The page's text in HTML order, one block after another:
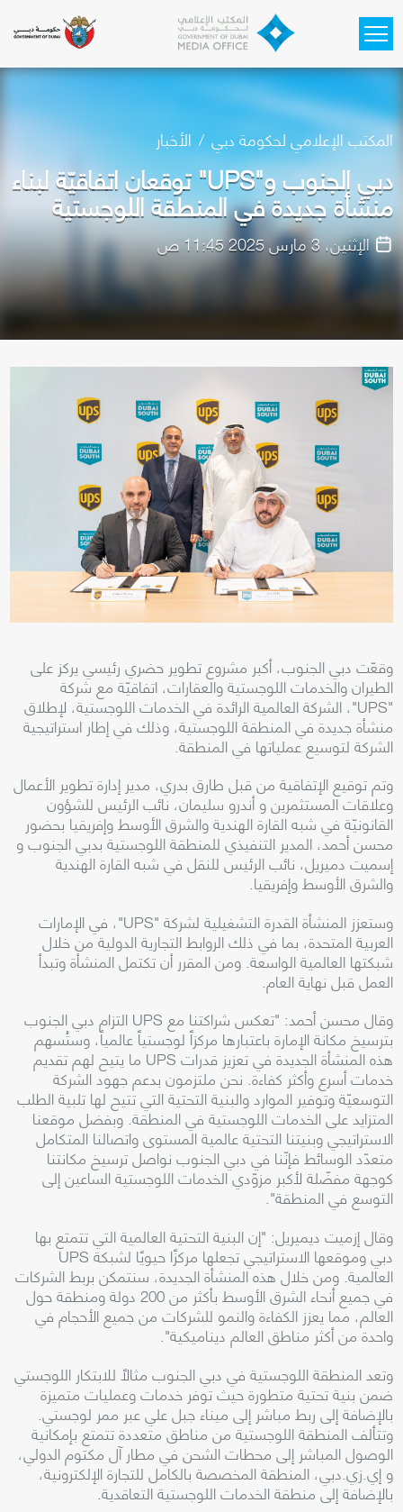
المكتب الإعلامي لحكومة دبي الأخبار
دبي الجنوب و"UPS" توقعان اتفاقيّة لبناء
منشأة جديدة في المنطقة اللوجستية
الإثنين، 3 مارس 2025 11:45 ص
وقعّت دبي الجنوب، أكبر مشروع تطوير حضري رئيسي يركز على
الطيران والخدمات اللوجستية والعقارات، اتفاقيّة مع شركة
"UPS"، الشركة العالمية الرائدة في الخدمات اللوجستية، لإطلاق
منشأة جديدة في المنطقة اللوجستية، وذلك في إطار استراتيجية
الشركة لتوسيع عملياتها في المنطقة.
وتم توقيع الإتفاقية من قبل طارق بدري، مدير إدارة تطوير الأعمال
وعلاقات المستثمرين و أندرو سليمان، نائب الرئيس للشؤون
القانونيّة في شبه القارة الهندية والشرق الأوسط وإفريقيا بحضور
محسن أحمد، المدير التنفيذي للمنطقة اللوجستية بدبي الجنوب و
إسميت دميريل، نائب الرئيس للنقل في شبه القارة الهندية
والشرق الأوسط وإفريقيا.
وستعزز المنشأة القدرة التشغيلية لشركة "UPS"، في الإمارات
العربية المتحدة، بما في ذلك الروابط التجارية الدولية من خلال
شبكتها العالمية الواسعة. ومن المقرر أن تكتمل المنشأة وتبدأ
العمل قبل نهاية العام.
وقال محسن أحمد: "تعكس شراكتنا مع UPS التزام دبي الجنوب
بترسيخ مكانة الإمارة باعتبارها مركزاً لوجستياً عالمياً، وستُسهم
هذه المنشأة الجديدة في تعزيز قدرات UPS ما يتيح لهم تقديم
خدمات أسرع وأكثر كفاءة. نحن ملتزمون بدعم جهود الشركة
التوسعيّة وتوفير الموارد والبنية التحتية التي تتيح لها تلبية الطلب
المتزايد على الخدمات اللوجستية في المنطقة. وبفضل موقعنا
الاستراتيجي وبنيتنا التحتية عالمية المستوى واتصالنا المتكامل
متعدّد الوسائط فإنّنا في دبي الجنوب نواصل ترسيخ مكانتنا
كوجهة مفضّلة لأكبر مزوّدي الخدمات اللوجستية الساعين إلى
التوسع في المنطقة".
وقال إزميت ديميريل: "إن البنية التحتية العالمية التي تتمتع بها
دبي وموقعها الاستراتيجي تجعلها مركزًا حيويًا لشبكة UPS
العالمية. ومن خلال هذه المنشأة الجديدة، سنتمكن بربط الشركات
في جميع أنحاء الشرق الأوسط بأكثر من 200 دولة ومنطقة حول
العالم، مما يعزز الكفاءة والنمو للشركات من جميع الأحجام في
واحدة من أكثر مناطق العالم ديناميكية".
وتعد المنطقة اللوجستية في دبي الجنوب مثالاً للابتكار اللوجستي
ضمن بنية تحتية متطورة حيث توفر خدمات وعمليات متميزة
بالإضافة إلى ربط مباشر إلى ميناء جبل علي عبر ممر لوجستي.
وتتألف المنطقة اللوجستية من مناطق متعددة تتمتع بإمكانية
الوصول المباشر إلى محطات الشحن في مطار آل مكتوم الدولي،
و إي.زي.دبي، المنطقة المخصصة بالكامل للتجارة الإلكترونية،
بالإضافة إلى منطقة الخدمات اللوجستية التعاقدية.